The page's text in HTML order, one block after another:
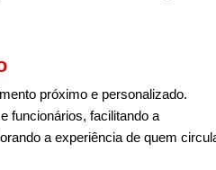
próximo e personalizado.
funcionários, facilitando a
a experiência de quem